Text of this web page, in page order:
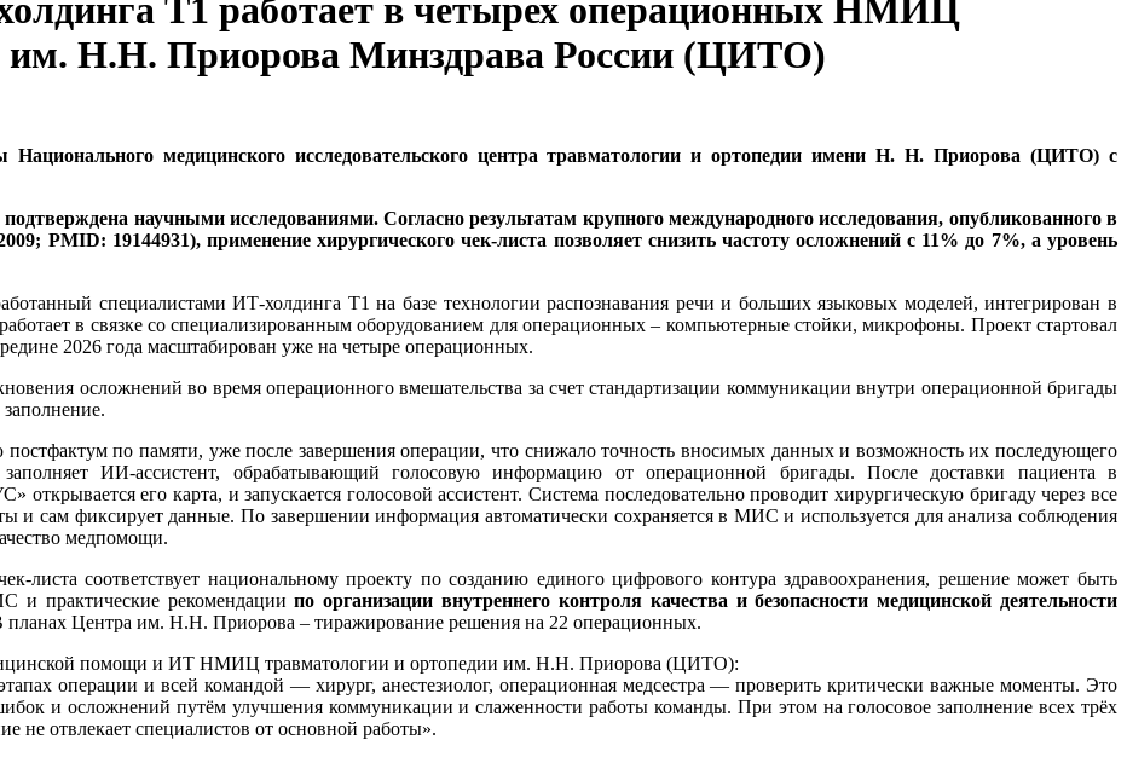
Т1 работает в четырех операционных НМИЦ
им. Н.Н. Приорова Минздрава России (ЦИТО)
Национального медицинского исследовательского центра травматологии и ортопедии имени Н. Н. Приорова (ЦИТО) с
научными исследованиями. Согласно результатам крупного международного исследования, опубликованного в
PMID: 19144931), применение хирургического чек-листа позволяет снизить частоту осложнений с 11% до 7%, а уровень
специалистами ИТ-холдинга Т1 на базе технологии распознавания речи и больших языковых моделей, интегрирован в
в связке со специализированным оборудованием для операционных – компьютерные стойки, микрофоны. Проект стартовал
2026 года масштабирован уже на четыре операционных.
осложнений во время операционного вмешательства за счет стандартизации коммуникации внутри операционной бригады
заполнение.
постфактум по памяти, уже после завершения операции, что снижало точность вносимых данных и возможность их последующего
заполняет ИИ-ассистент, обрабатывающий голосовую информацию от операционной бригады. После доставки пациента в
его карта, и запускается голосовой ассистент. Система последовательно проводит хирургическую бригаду через все
и сам фиксирует данные. По завершении информация автоматически сохраняется в МИС и используется для анализа соблюдения
медпомощи.
листа соответствует национальному проекту по созданию единого цифрового контура здравоохранения, решение может быть
и практические рекомендациипо организации внутреннего контроля качества и безопасности медицинской деятельности
планах Центра им. Н.Н. Приорова – тиражирование решения на 22 операционных.
помощи и ИТ НМИЦ травматологии и ортопедии им. Н.Н. Приорова (ЦИТО):
операции и всей командой — хирург, анестезиолог, операционная медсестра — проверить критически важные моменты. Это
и осложнений путём улучшения коммуникации и слаженности работы команды. При этом на голосовое заполнение всех трёх
не отвлекает специалистов от основной работы».